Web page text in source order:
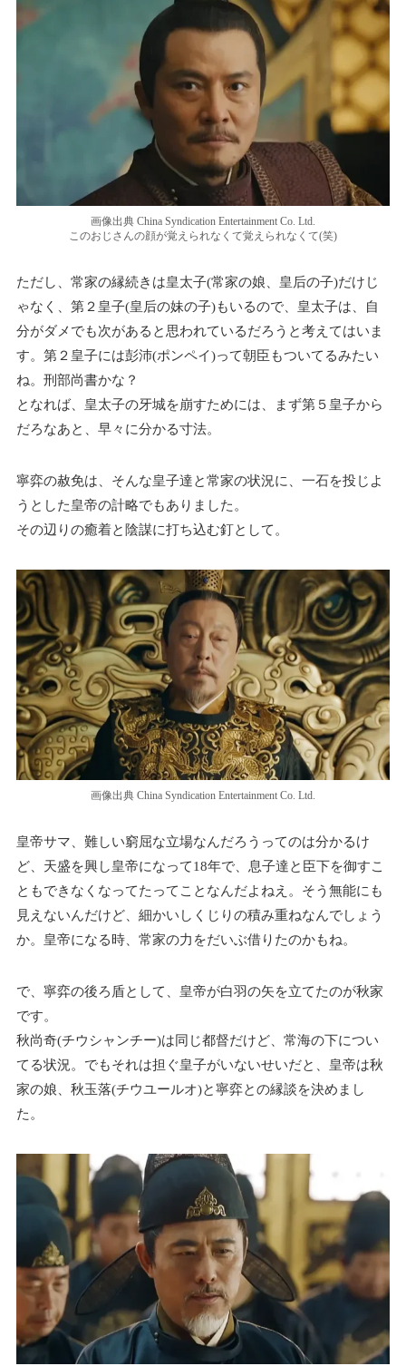
画像出典 China Syndication Entertainment Co. Ltd.
このおじさんの顔が覚えられなくて覚えられなくて(笑)
ただし、常家の縁続きは皇太子(常家の娘、皇后の子)だけじ
ゃなく、第２皇子(皇后の妹の子)もいるので、皇太子は、自
分がダメでも次があると思われているだろうと考えてはいま
す。第２皇子には彭沛(ポンペイ)って朝臣もついてるみたい
ね。刑部尚書かな？
となれば、皇太子の牙城を崩すためには、まず第５皇子から
だろなあと、早々に分かる寸法。
寧弈の赦免は、そんな皇子達と常家の状況に、一石を投じよ
うとした皇帝の計略でもありました。
その辺りの癒着と陰謀に打ち込む釘として。
画像出典 China Syndication Entertainment Co. Ltd.
皇帝サマ、難しい窮屈な立場なんだろうってのは分かるけ
ど、天盛を興し皇帝になって18年で、息子達と臣下を御すこ
ともできなくなってたってことなんだよねえ。そう無能にも
見えないんだけど、細かいしくじりの積み重ねなんでしょう
か。皇帝になる時、常家の力をだいぶ借りたのかもね。
で、寧弈の後ろ盾として、皇帝が白羽の矢を立てたのが秋家
です。
秋尚奇(チウシャンチー)は同じ都督だけど、常海の下につい
てる状況。でもそれは担ぐ皇子がいないせいだと、皇帝は秋
家の娘、秋玉落(チウユールオ)と寧弈との縁談を決めまし
た。